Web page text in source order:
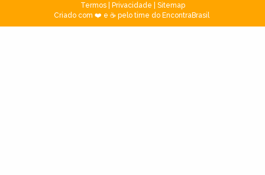
Termos| Privacidade
Sitemap
Criado com ❤️ e ☕ pelo time do EncontraBrasil